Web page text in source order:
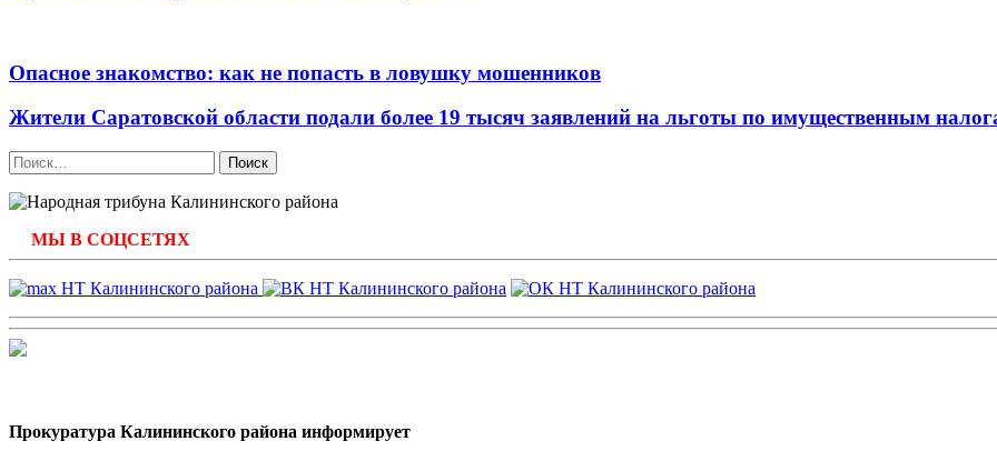
Опасное знакомство: как не попасть в ловушку мошенников
Жители Саратовской области подали более 19 тысяч заявлений на льготы по имущественным
Найти:
МЫ В СОЦСЕТЯХ
Прокуратура Калининского района информирует